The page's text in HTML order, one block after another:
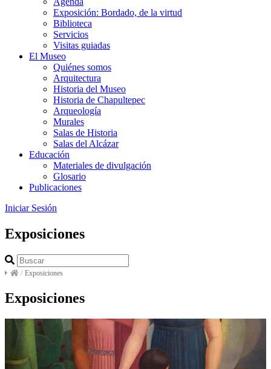
Exposición: Bordado, de la virtud
Biblioteca
Servicios
Visitas guiadas
El Museo
Quiénes somos
Arquitectura
Historia del Museo
Historia de Chapultepec
Arqueología
Murales
Salas de Historia
Salas del Alcázar
Educación
Materiales de divulgación
Glosario
Publicaciones
Iniciar Sesión
Exposiciones
/ Exposiciones
Exposiciones